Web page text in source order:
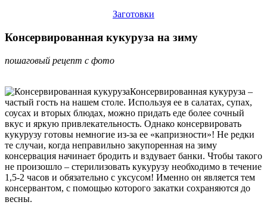
Заготовки
Консервированная кукуруза на зиму
пошаговый рецепт с фото
Консервированная кукуруза –
частый гость на нашем столе. Используя ее в салатах, супах,
соусах и вторых блюдах, можно придать еде более сочный
вкус и яркую привлекательность. Однако консервировать
кукурузу готовы немногие из-за ее «капризности»! Не редки
те случаи, когда неправильно закупоренная на зиму
консервация начинает бродить и вздувает банки. Чтобы такого
не произошло – стерилизовать кукурузу необходимо в течение
1,5-2 часов и обязательно с уксусом! Именно он является тем
консервантом, с помощью которого закатки сохраняются до
весны.